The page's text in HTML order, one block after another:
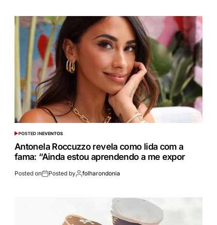
POSTED INEVENTOS
Antonela Roccuzzo revela como lida com a
fama: “Ainda estou aprendendo a me expor
Posted on Posted by folharondonia